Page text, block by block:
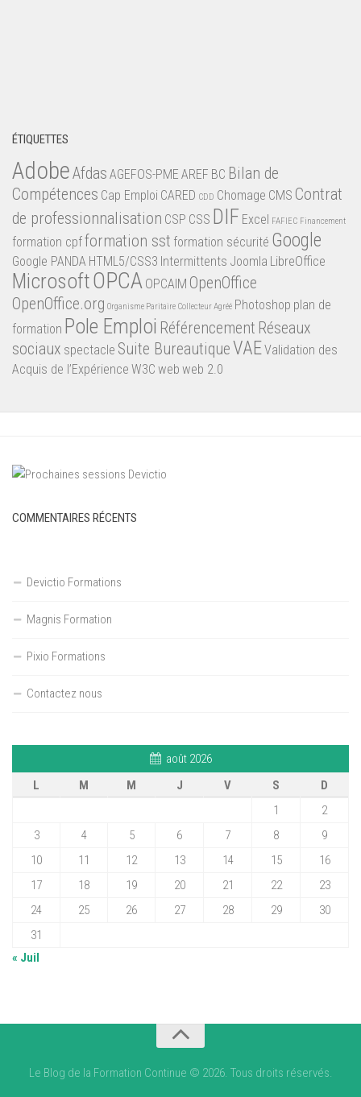
ÉTIQUETTES
AdobeAfdas AGEFOS-PME AREF BC Bilan de
Compétences Cap Emploi CARED CDD Chomage CMS Contrat
de professionnalisation CSP CSS DIF Excel FAFIEC Financement
formation cpfformation sst formation sécurité Google
Google PANDA HTML5/CSS3 Intermittents Joomla LibreOffice
MicrosoftOPCA OPCAIM OpenOffice
OpenOffice.org Organisme Paritaire Collecteur Agréé Photoshop plan de
formation Pole Emploi Référencement Réseaux
sociaux spectacle Suite BureautiqueVAEValidation des
Acquis de l’Expérience W3C web web 2.0
COMMENTAIRES RÉCENTS
Devictio Formations
Magnis Formation
Pixio Formations
Contactez nous
août 2026
L
M M J V S
D
1
2
3
4 5 6 7 8
9
10
11 12 13 14 15
16
17
18 19 20 21 22
23
24
25 26 27 28 29
30
31
« Juil
Le Blog de la Formation Continue © 2026. Tous droits réservés.